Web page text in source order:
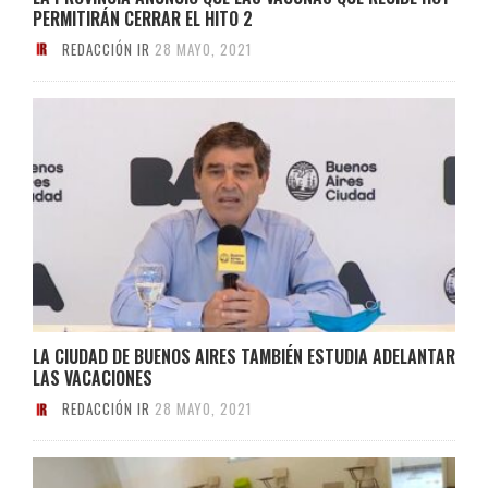
PERMITIRÁN CERRAR EL HITO 2
REDACCIÓN IR 28 MAYO, 2021
LA CIUDAD DE BUENOS AIRES TAMBIÉN ESTUDIA ADELANTAR
LAS VACACIONES
REDACCIÓN IR 28 MAYO, 2021